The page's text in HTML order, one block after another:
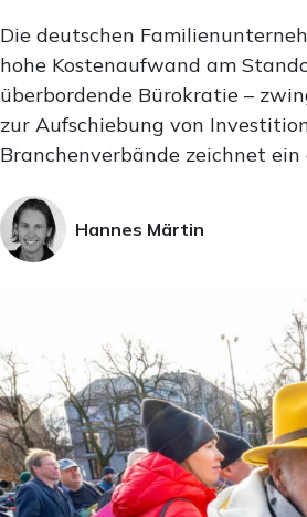
Die deutschen
hohe Kostenaufwand am
überbordende Bürokratie –
zur Aufschiebung von
Branchenverbände zeichnet
Hannes Märtin